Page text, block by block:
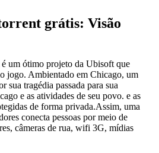
grátis: Visão
é um ótimo projeto da Ubisoft que
jogo. Ambientado em Chicago, um
sua tragédia passada para sua
e as atividades de seu povo. e as
de forma privada.Assim, uma
conecta pessoas por meio de
câmeras de rua, wifi 3G, mídias